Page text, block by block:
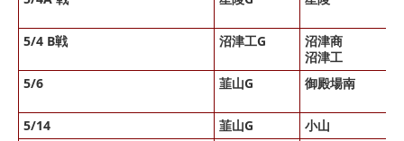
5/4 B戦 沼津工G
沼津商
沼津工
5/6
韮山G 御殿場南
5/14 韮山G
小山